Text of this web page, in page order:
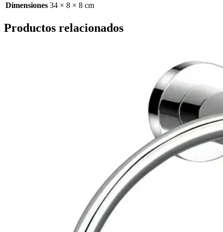
Dimensiones 34 × 8 × 8 cm
Productos relacionados